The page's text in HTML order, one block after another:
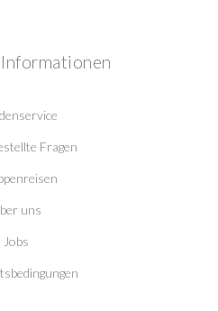
Fragen
uns
Jobs